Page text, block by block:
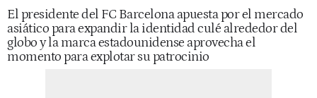
El presidente del FC Barcelona apuesta por el mercado
asiático para expandir la identidad culé alrededor del
globo y la marca estadounidense aprovecha el
momento para explotar su patrocinio